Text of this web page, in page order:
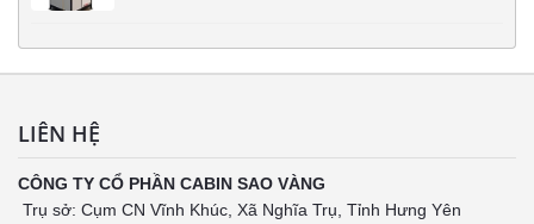
LIÊN HỆ
CÔNG TY CỔ PHẦN CABIN SAO VÀNG
Trụ sở: Cụm CN Vĩnh Khúc, Xã Nghĩa Trụ, Tỉnh Hưng Yên